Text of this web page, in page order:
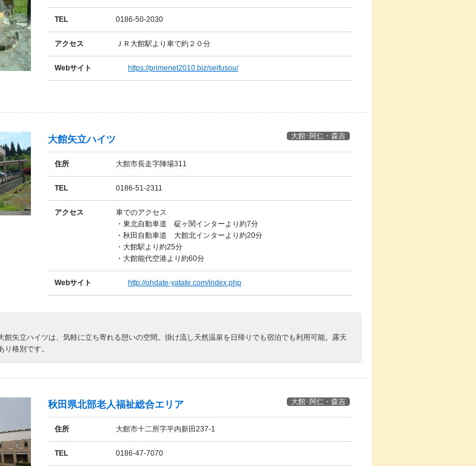
TEL 0186-50-2030
アクセス ＪＲ大館駅より車で約２０分
Webサイト https://primenet2010.biz/seifusou/
大館･阿仁・森吉
大館矢立ハイツ
住所 大館市長走字陣場311
TEL 0186-51-2311
アクセス
車でのアクセス
・東北自動車道 碇ヶ関インターより約7分
・秋田自動車道 大館北インターより約20分
・大館駅より約25分
・大館能代空港より約60分
Webサイト http://ohdate-yatate.com/index.php
館矢立ハイツは、気軽に立ち寄れる憩いの空間。掛け流し天然温泉を日帰りでも宿泊でも利用可能。露天
格別です。
大館･阿仁・森吉
秋田県北部老人福祉総合エリア
住所 大館市十二所字平内新田237-1
TEL 0186-47-7070